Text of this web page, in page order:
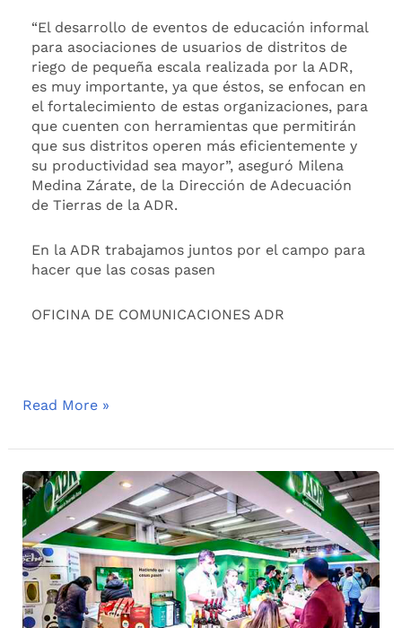
“El desarrollo de eventos de educación informal
para asociaciones de usuarios de distritos de
riego de pequeña escala realizada por la ADR,
es muy importante, ya que éstos, se enfocan en
el fortalecimiento de estas organizaciones, para
que cuenten con herramientas que permitirán
que sus distritos operen más eficientemente y
su productividad sea mayor”, aseguró Milena
Medina Zárate, de la Dirección de Adecuación
de Tierras de la ADR.
En la ADR trabajamos juntos por el campo para
hacer que las cosas pasen
OFICINA DE COMUNICACIONES ADR
Read More »
AGROEXPO